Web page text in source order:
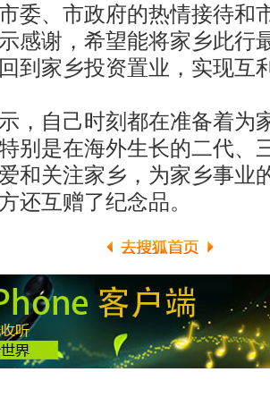
委、市政府的热情接待和
感谢，希望能将家乡此行
到家乡投资置业，实现互
自己时刻都在准备着为
别是在海外生长的二代、
和关注家乡，为家乡事业
还互赠了纪念品。